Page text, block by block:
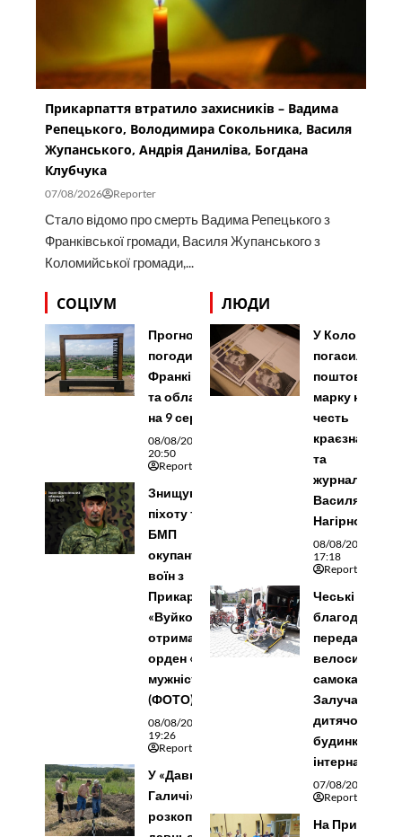
Прикарпаття втратило захисників – Вадима
Репецького, Володимира Сокольника, Василя
Жупанського, Андрія Даниліва, Богдана
Клубчука
07/08/2026 Reporter
Стало відомо про смерть Вадима Репецького з
Франківської громади, Василя Жупанського з
Коломийської громади,...
СОЦІУМ
Прогноз
погоди у
Франківську
та області
на 9 серпня
08/08/2026
20:50
Reporter
Знищував
піхоту та
БМП
окупантів:
воїн з
Прикарпаття
«Вуйко»
отримав
орден «За
мужність»
(ФОТО)
08/08/2026
19:26
Reporter
У «Давньому
Галичі»
розкопали
ЛЮДИ
У Коломиї
погасили
поштову
марку на
честь
краєзнавця
та
журналіста
Василя
Нагірного
08/08/2026
17:18
Reporter
Чеські
благодійники
передали
велосипеди
самокати для
дитячого
будинку-
інтернату
07/08/2026 17:52
Reporter
На